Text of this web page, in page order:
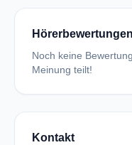
Hörerbewertungen
Noch keine
Meinung teilt!
Kontakt